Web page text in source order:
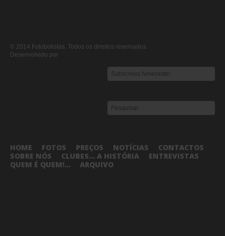
© 2014 Fotobolistas. Todos os direitos reservados.
Desenvolvido por
HOME FOTOS PREÇOS NOTÍCIAS
CONTACTOS
SOBRE NÓS
CLUBES... A HISTÓRIA
ENTREVISTAS
QUEM É QUEM!...
ARQUIVO